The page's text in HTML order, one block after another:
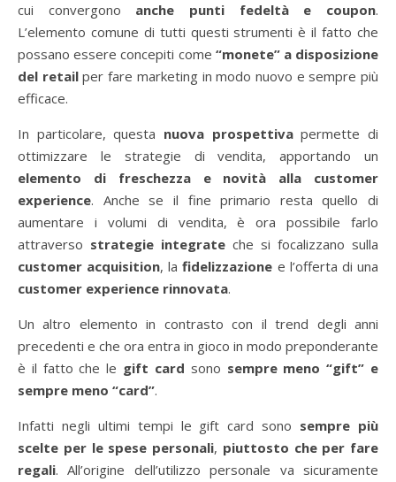
cui convergono anche punti fedeltà e coupon.
L’elemento comune di tutti questi strumenti è il fatto che
possano essere concepiti come “monete” a disposizione
del retailper fare marketing in modo nuovo e sempre più
efficace.
In particolare, questa nuova prospettivapermette di
ottimizzare le strategie di vendita, apportando un
elemento di freschezza e novità alla customer
experience. Anche se il fine primario resta quello di
aumentare i volumi di vendita, è ora possibile farlo
attraverso strategie integrate che si focalizzano sulla
customer acquisition, lafidelizzazione e l’offerta di una
customer experience rinnovata.
Un altro elemento in contrasto con il trend degli anni
precedenti e che ora entra in gioco in modo preponderante
è il fatto che le gift card sono sempre meno “gift” e
sempre meno “card”.
Infatti negli ultimi tempi le gift card sono sempre più
scelte per le spese personali, piuttosto che per fare
regali. All’origine dell’utilizzo personale va sicuramente